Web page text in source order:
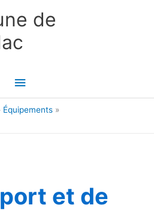
de
Menu
principal
Équipements
et de